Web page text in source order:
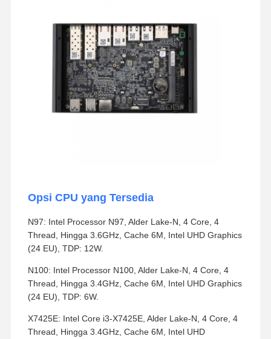
Opsi CPU yang Tersedia
N97: Intel Processor N97, Alder Lake-N, 4 Core, 4
Thread, Hingga 3.6GHz, Cache 6M, Intel UHD Graphics
(24 EU), TDP: 12W.
N100: Intel Processor N100, Alder Lake-N, 4 Core, 4
Thread, Hingga 3.4GHz, Cache 6M, Intel UHD Graphics
(24 EU), TDP: 6W.
X7425E: Intel Core i3-X7425E, Alder Lake-N, 4 Core, 4
Thread, Hingga 3.4GHz, Cache 6M, Intel UHD